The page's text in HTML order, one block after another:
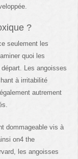
?
seulement les
quoi les
Les angoisses
à irritabilité
autrement
dommageable vis à
on4 the
les angoisses